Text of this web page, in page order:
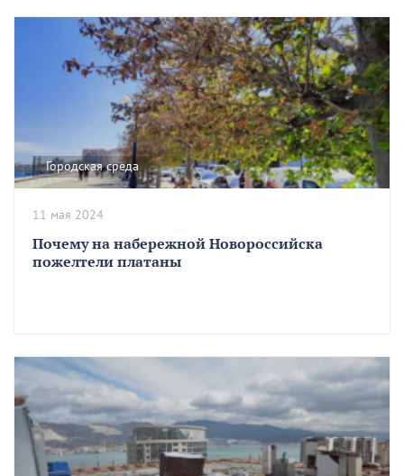
Городская среда
Почему на набережной Новороссийска
пожелтели платаны
11 мая 2024